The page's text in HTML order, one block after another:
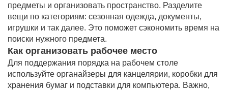
предметы и организовать пространство. Разделите
вещи по категориям: сезонная одежда, документы,
игрушки и так далее. Это поможет сэкономить время на
поиски нужного предмета.
Как организовать рабочее место
Для поддержания порядка на рабочем столе
используйте органайзеры для канцелярии, коробки для
хранения бумаг и подставки для компьютера. Важно,